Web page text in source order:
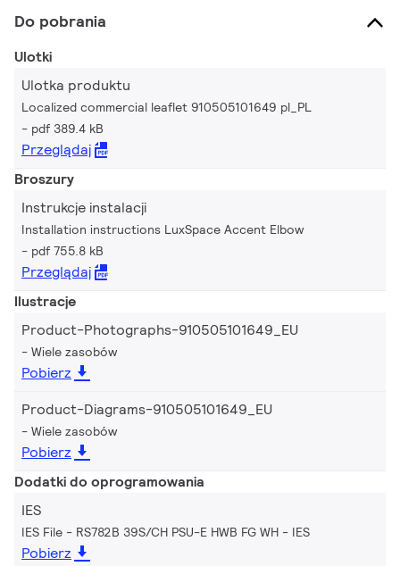
Do pobrania
Ulotki
Ulotka produktu
Localized commercial leaflet 910505101649 pl_PL
pdf 389.4 kB
Przeglądaj
Broszury
Instrukcje instalacji
Installation instructions LuxSpace Accent Elbow
pdf 755.8 kB
Przeglądaj
Ilustracje
Product-Photographs-910505101649_EU
Wiele zasobów
Pobierz
Product-Diagrams-910505101649_EU
Wiele zasobów
Pobierz
Dodatki do oprogramowania
IES
IES File - RS782B 39S/CH PSU-E HWB FG WH IES
Pobierz